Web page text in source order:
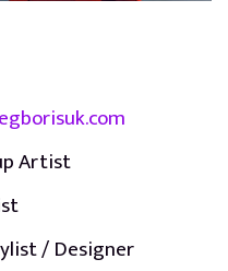
Artist
/ Designer